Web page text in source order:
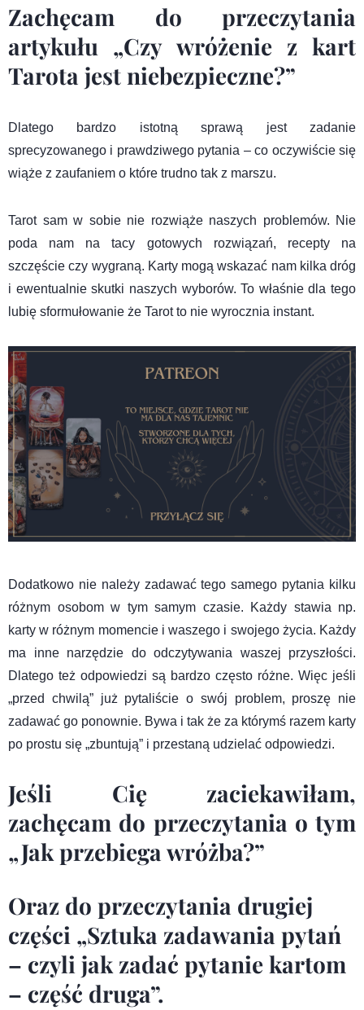
Zachęcam do przeczytania
artykułu „Czy wróżenie z kart
Tarota jest niebezpieczne?”
Dlatego bardzo istotną sprawą jest zadanie
sprecyzowanego i prawdziwego pytania – co oczywiście się
wiąże z zaufaniem o które trudno tak z marszu.
Tarot sam w sobie nie rozwiąże naszych problemów. Nie
poda nam na tacy gotowych rozwiązań, recepty na
szczęście czy wygraną. Karty mogą wskazać nam kilka dróg
i ewentualnie skutki naszych wyborów. To właśnie dla tego
lubię sformułowanie że Tarot to nie wyrocznia instant.
Dodatkowo nie należy zadawać tego samego pytania kilku
różnym osobom w tym samym czasie. Każdy stawia np.
karty w różnym momencie i waszego i swojego życia. Każdy
ma inne narzędzie do odczytywania waszej przyszłości.
Dlatego też odpowiedzi są bardzo często różne. Więc jeśli
„przed chwilą” już pytaliście o swój problem, proszę nie
zadawać go ponownie. Bywa i tak że za którymś razem karty
po prostu się „zbuntują” i przestaną udzielać odpowiedzi.
Jeśli Cię zaciekawiłam,
zachęcam do przeczytania o tym
„Jak przebiega wróżba?”
Oraz do przeczytania drugiej
części „Sztuka zadawania pytań
– czyli jak zadać pytanie kartom
– część druga”.